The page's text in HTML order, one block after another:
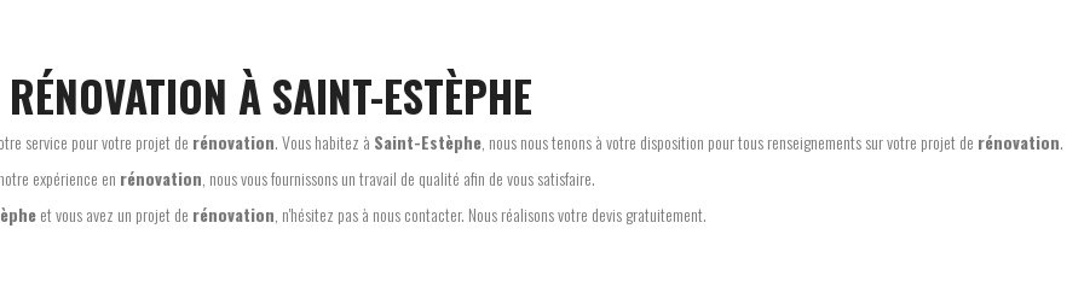
RÉNOVATION À SAINT-ESTÈPHE
service pour votre projet de rénovation. Vous habitez à Saint-Estèphe, nous nous tenons à votre disposition pour tous renseignements sur votre projet de rénovation.
expérience en rénovation , nous vous fournissons un travail de qualité afin de vous satisfaire.
et vous avez un projet de rénovation , n'hésitez pas à nous contacter. Nous réalisons votre devis gratuitement.